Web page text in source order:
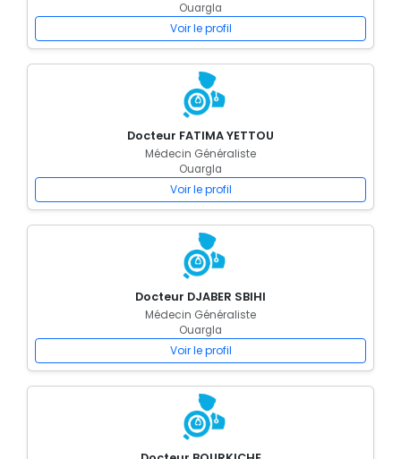
Ouargla
Voir le profil
Docteur FATIMA YETTOU
Médecin Généraliste
Ouargla
Voir le profil
Docteur DJABER SBIHI
Médecin Généraliste
Ouargla
Voir le profil